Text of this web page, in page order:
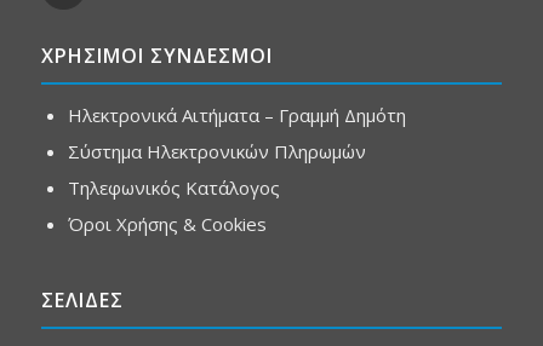
ΧΡΗΣΙΜΟΙ ΣΥΝΔΕΣΜΟΙ
Ηλεκτρονικά Αιτήματα – Γραμμή Δημότη
Σύστημα Ηλεκτρονικών Πληρωμών
Τηλεφωνικός Κατάλογος
Όροι Χρήσης & Cookies
ΣΕΛΙΔΕΣ